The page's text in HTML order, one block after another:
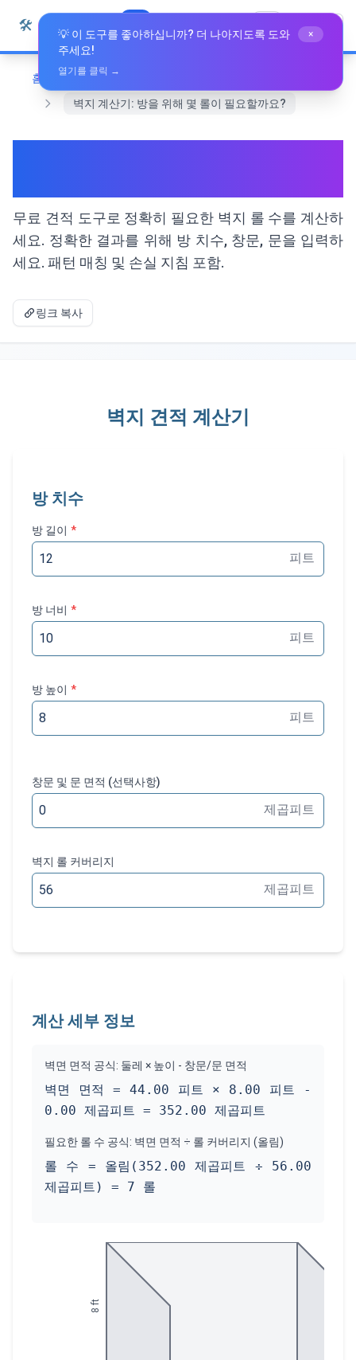
본문으로 건너뛰기
🛠️ Whiz Tools 한국어
홈
디자인 및 그래픽
벽지 계산기: 방을 위해 몇 롤이 필요할까요?
무료 견적 도구로 정확히 필요한 벽지 롤 수를 계산하
세요. 정확한 결과를 위해 방 치수, 창문, 문을 입력하
세요. 패턴 매칭 및 손실 지침 포함.
링크 복사
벽지 견적 계산기
방 치수
방 길이 *
피트
방 너비 *
피트
방 높이 *
피트
창문 및 문 면적 (선택사항)
제곱피트
벽지 롤 커버리지
제곱피트
계산 세부 정보
벽면 면적 공식: 둘레 × 높이 - 창문/문 면적
벽면 면적 = 44.00 피트 × 8.00 피트 -
0.00 제곱피트 = 352.00 제곱피트
필요한 롤 수 공식: 벽면 면적 ÷ 롤 커버리지 (올림)
롤 수 = 올림(352.00 제곱피트 ÷ 56.00
제곱피트) = 7 롤
8
ft
💡 이 도구를 좋아하십니까? 더 나아지도록 도와
주세요!
×
열기를 클릭 →